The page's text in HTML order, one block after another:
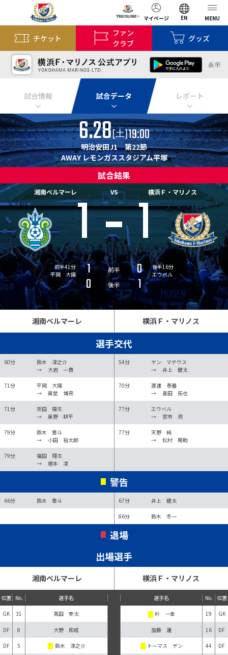
マイページ EN MENU
チケット
ファン
クラブ
グッズ
試合情報 試合データ レポート
6.28[土]19:00
明治安田J1 第22節
AWAY レモンガススタジアム平塚
試合結果
湘南ベルマーレ VS 横浜Ｆ・マリノス
1 1
前半41分
平岡 大陽
1 前半
0
0
後半 1
後半16分
エウベル
湘南ベルマーレ 横浜Ｆ・マリノス
選手交代
60分
鈴木 淳之介
→
大岩 一貴
54分
ヤン マテウス
→
井上 健太
71分
平岡 大陽
→
奥埜 博亮
70分
渡邊 泰基
→
喜田 拓也
71分
茨田 陽生
→
奥野 耕平
77分
エウベル
→
宮市 亮
79分
鈴木 章斗
→
小田 裕太郎
77分
天野 純
→
松村 晃助
79分
福田 翔生
→
根本 凌
警告
66分 鈴木 章斗 67分 井上 健太
86分 鈴木 冬一
退場
出場選手
湘南ベルマーレ 横浜Ｆ・マリノス
位置 No. 選手名 選手名 No. 位置
GK 31 真田 幸太 朴 一圭 19 GK
DF 8 大野 和成 加藤 蓮 16 DF
DF 5 鈴木 淳之介 トーマス デン 44 DF